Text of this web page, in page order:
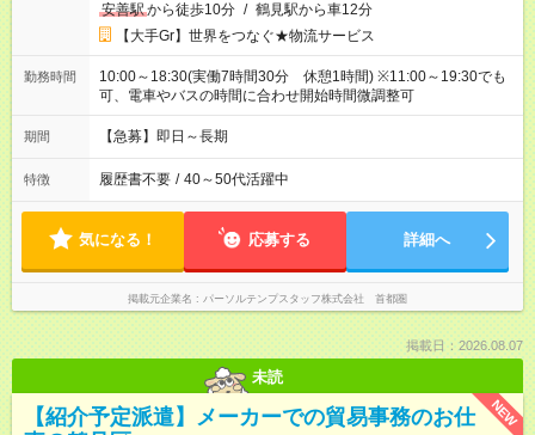
安善駅から徒歩10分 / 鶴見駅から車12分
【大手Gr】世界をつなぐ★物流サービス
勤務時間
10:00～18:30(実働7時間30分 休憩1時間) ※11:00～19:30でも
可、電車やバスの時間に合わせ開始時間微調整可
期間 【急募】即日～長期
特徴 履歴書不要 / 40～50代活躍中
気になる！ 応募する 詳細へ
掲載元企業名 パーソルテンプスタッフ株式会社 首都圏
掲載日：2026.08.07
未読
NEW
【紹介予定派遣】メーカーでの貿易事務のお仕